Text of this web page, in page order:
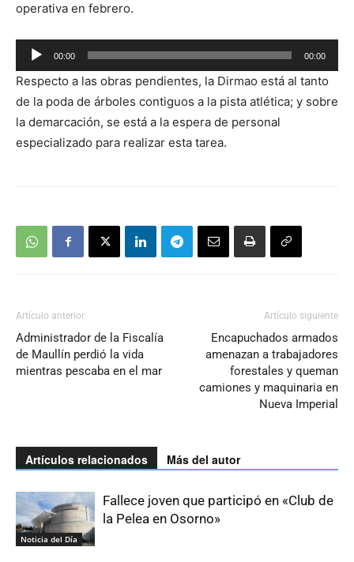
operativa en febrero.
Reproductor
de
audio
00:00 00:00
Respecto a las obras pendientes, la Dirmao está al tanto
de la poda de árboles contiguos a la pista atlética; y sobre
la demarcación, se está a la espera de personal
especializado para realizar esta tarea.
Artículo anterior
Administrador de la Fiscalía
de Maullín perdió la vida
mientras pescaba en el mar
Artículo siguiente
Encapuchados armados
amenazan a trabajadores
forestales y queman
camiones y maquinaria en
Nueva Imperial
Artículos relacionados Más del autor
Noticia del Día
Fallece joven que participó en «Club de
la Pelea en Osorno»